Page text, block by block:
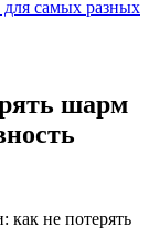
самых разных
шарм